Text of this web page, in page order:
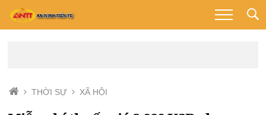
THỜI SỰ XÃ HỘI